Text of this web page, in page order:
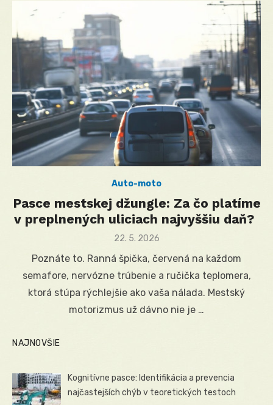
Auto-moto
Pasce mestskej džungle: Za čo platíme
v preplnených uliciach najvyššiu daň?
Posted
22. 5. 2026
Poznáte to. Ranná špička, červená na každom
semafore, nervózne trúbenie a ručička teplomera,
ktorá stúpa rýchlejšie ako vaša nálada. Mestský
motorizmus už dávno nie je …
NAJNOVŠIE
Kognitívne pasce: Identifikácia a prevencia
najčastejších chýb v teoretických testoch